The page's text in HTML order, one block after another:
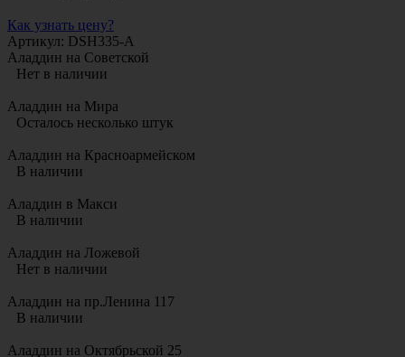
Как узнать цену?
Артикул: DSH335-A
Аладдин на Советской
Нет в наличии
Аладдин на Мира
Осталось несколько штук
Аладдин на Красноармейском
В наличии
Аладдин в Макси
В наличии
Аладдин на Ложевой
Нет в наличии
Аладдин на пр.Ленина 117
В наличии
Аладдин на Октябрьской 25